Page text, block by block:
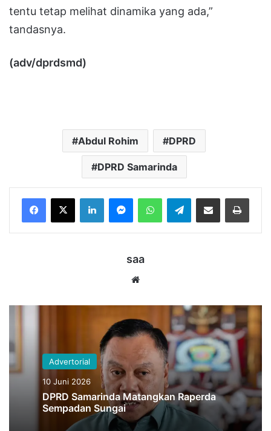
tentu tetap melihat dinamika yang ada,”
tandasnya.
(adv/dprdsmd)
Abdul Rohim DPRD
DPRD Samarinda
LinkedInMessengerWhatsAppTelegramBagikan melalui Email Cetak
saa
Advertorial
10 Juni 2026
DPRD Samarinda Matangkan Raperda
Sempadan Sungai